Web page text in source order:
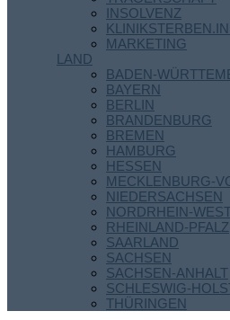
INSOLVENZ
MARKETING
LAND
BADEN-
BAYERN
BERLIN
BRANDENBURG
BREMEN
HAMBURG
HESSEN
MECKLENBURG-
NIEDERSACHSEN
NORDRHEIN-
RHEINLAND-PFALZ
SAARLAND
SACHSEN
SACHSEN-ANHALT
SCHLESWIG-
THÜRINGEN